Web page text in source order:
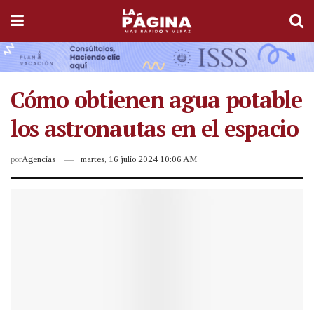
Cómo obtienen agua potable
los astronautas en el espacio
porAgencias martes, 16 julio 2024 10:06 AM